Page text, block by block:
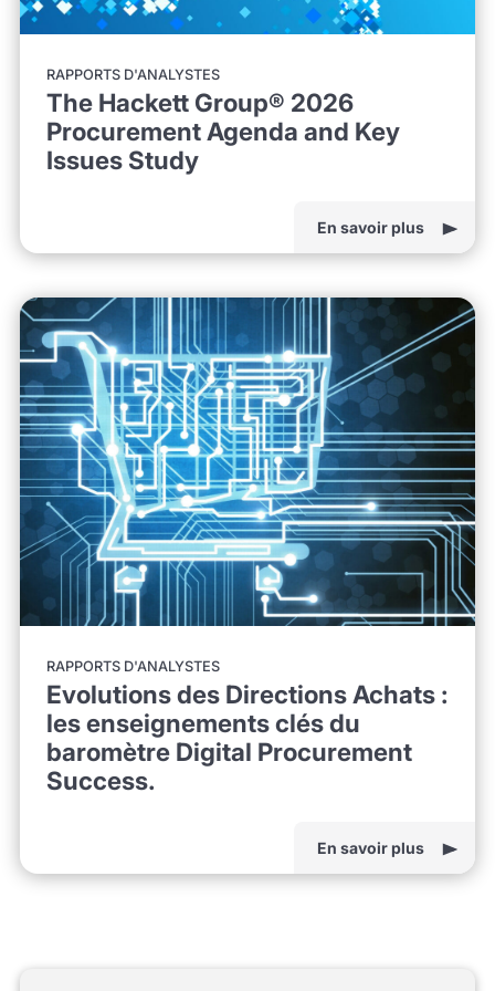
RAPPORTS D'ANALYSTES
The Hackett Group® 2026
Procurement Agenda and Key
Issues Study
En savoir plus
RAPPORTS D'ANALYSTES
Evolutions des Directions Achats :
les enseignements clés du
baromètre Digital Procurement
Success.
En savoir plus